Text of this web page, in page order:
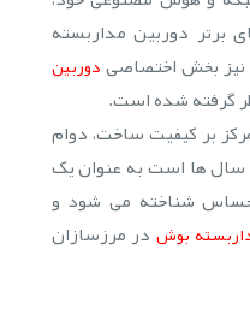
دوربین مداربسته
نیز بخش اختصاصیدوربین
گرفته شده است.
بر کیفیت ساخت، دوام
سال ها است به عنوان یک
حساس شناخته می شود و
بوش در مرزسازان